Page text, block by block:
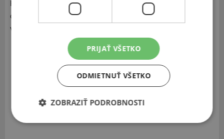
Fínska za polárnym kruhom vybudoval moderné testovacie
centrum, kde sa v drsných prírodných podmienkach
vykonávajú testy najnovších pneumatík.
Zobraziť v eshope
PRIJAŤ VŠETKO
ODMIETNUŤ VŠETKO
ZOBRAZIŤ PODROBNOSTI